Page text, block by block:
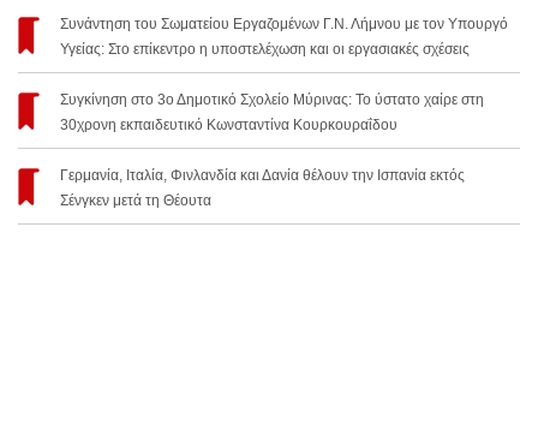
Συνάντηση του Σωματείου Εργαζομένων Γ.Ν. Λήμνου με τον Υπουργό
Υγείας: Στο επίκεντρο η υποστελέχωση και οι εργασιακές σχέσεις
Συγκίνηση στο 3ο Δημοτικό Σχολείο Μύρινας: Το ύστατο χαίρε στη
30χρονη εκπαιδευτικό Κωνσταντίνα Κουρκουραΐδου
Γερμανία, Ιταλία, Φινλανδία και Δανία θέλουν την Ισπανία εκτός
Σένγκεν μετά τη Θέουτα